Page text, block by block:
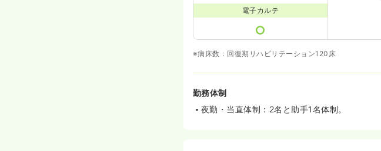
電子カルテ
※病床数：回復期リハビリテーション120床
勤務体制
夜勤・当直体制：2名と助手1名体制。